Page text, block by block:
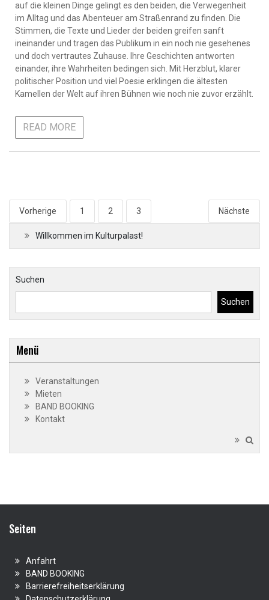
auf die kleinen Dinge gelingt es den beiden, die Verwegenheit
im Alltag und das Abenteuer am Straßenrand zu finden. Die
Stimmen, die Texte und Lieder der beiden greifen sanft
ineinander und tragen das Publikum in ein noch nie gesehenes
und doch vertrautes Zuhause. Ihre Geschichten antworten
einander, ihre Wahrheiten bedingen sich. Mit Herzblut, klarer
politischer Position und viel Poesie erklingen die ältesten
Kamellen der Welt auf ihren Bühnen wie noch nie zuvor erzählt.
READ MORE
Seitennummerierung
der
Beiträge
Vorherige 1 2 3 Nächste
Willkommen im Kulturpalast!
Suchen
Suchen
Menü
Veranstaltungen
Mieten
BAND BOOKING
Kontakt
Seiten
Anfahrt
BAND BOOKING
Barrierefreiheitserklärung